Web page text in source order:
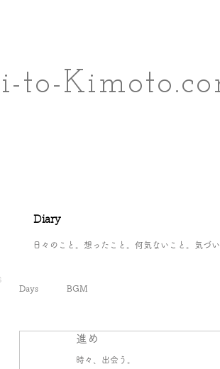
to-
Diary
日々のこと。想ったこと。何気ないこと。気づ
Days BGM
進め
時々、出会う。